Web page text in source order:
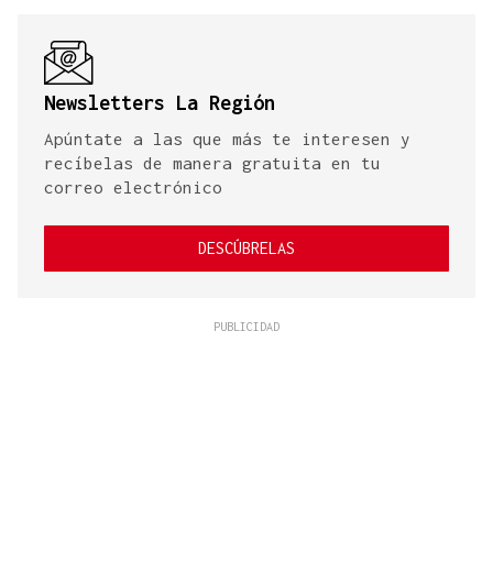
Newsletters La Región
Apúntate a las que más te interesen y
recíbelas de manera gratuita en tu
correo electrónico
DESCÚBRELAS